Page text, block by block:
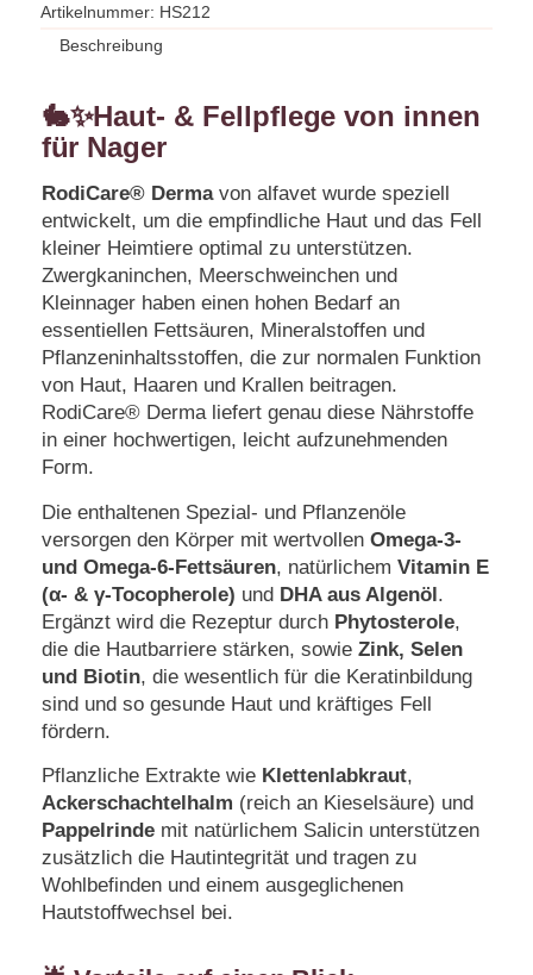
Artikelnummer: HS212
Beschreibung
🐇✨Haut- & Fellpflege von innen
für Nager
RodiCare® Dermavon alfavet wurde speziell
entwickelt, um die empfindliche Haut und das Fell
kleiner Heimtiere optimal zu unterstützen.
Zwergkaninchen, Meerschweinchen und
Kleinnager haben einen hohen Bedarf an
essentiellen Fettsäuren, Mineralstoffen und
Pflanzeninhaltsstoffen, die zur normalen Funktion
von Haut, Haaren und Krallen beitragen.
RodiCare® Derma liefert genau diese Nährstoffe
in einer hochwertigen, leicht aufzunehmenden
Form.
Die enthaltenen Spezial- und Pflanzenöle
versorgen den Körper mit wertvollen Omega-3-
und Omega-6-Fettsäuren, natürlichem Vitamin E
(α- & γ-Tocopherole) und DHA aus Algenöl.
Ergänzt wird die Rezeptur durch Phytosterole,
die die Hautbarriere stärken, sowie Zink, Selen
und Biotin, die wesentlich für die Keratinbildung
sind und so gesunde Haut und kräftiges Fell
fördern.
Pflanzliche Extrakte wie Klettenlabkraut,
Ackerschachtelhalm (reich an Kieselsäure) und
Pappelrindemit natürlichem Salicin unterstützen
zusätzlich die Hautintegrität und tragen zu
Wohlbefinden und einem ausgeglichenen
Hautstoffwechsel bei.